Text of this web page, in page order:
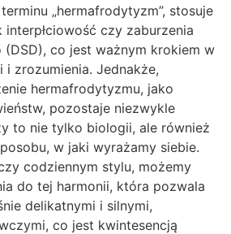
„hermafrodytyzm”, stosuje
interpłciowość czy zaburzenia
(DSD), co jest ważnym krokiem w
i zrozumienia. Jednakże,
hermafrodytyzmu, jako
pozostaje niezwykle
to nie tylko biologii, ale również
w jaki wyrażamy siebie.
codziennym stylu, możemy
do tej harmonii, która pozwala
delikatnymi i silnymi,
co jest kwintesencją